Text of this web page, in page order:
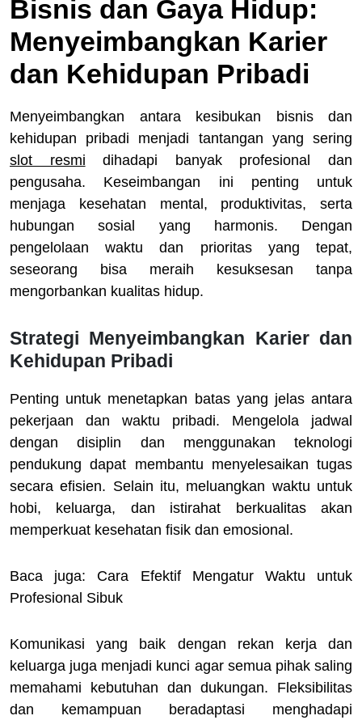
Bisnis dan Gaya Hidup:
Menyeimbangkan Karier
dan Kehidupan Pribadi
Menyeimbangkan antara kesibukan bisnis dan
kehidupan pribadi menjadi tantangan yang sering
slot resmi dihadapi banyak profesional dan
pengusaha. Keseimbangan ini penting untuk
menjaga kesehatan mental, produktivitas, serta
hubungan sosial yang harmonis. Dengan
pengelolaan waktu dan prioritas yang tepat,
seseorang bisa meraih kesuksesan tanpa
mengorbankan kualitas hidup.
Strategi Menyeimbangkan Karier dan
Kehidupan Pribadi
Penting untuk menetapkan batas yang jelas antara
pekerjaan dan waktu pribadi. Mengelola jadwal
dengan disiplin dan menggunakan teknologi
pendukung dapat membantu menyelesaikan tugas
secara efisien. Selain itu, meluangkan waktu untuk
hobi, keluarga, dan istirahat berkualitas akan
memperkuat kesehatan fisik dan emosional.
Baca juga: Cara Efektif Mengatur Waktu untuk
Profesional Sibuk
Komunikasi yang baik dengan rekan kerja dan
keluarga juga menjadi kunci agar semua pihak saling
memahami kebutuhan dan dukungan. Fleksibilitas
dan kemampuan beradaptasi menghadapi